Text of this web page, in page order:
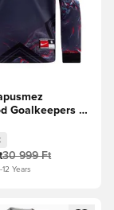
Goalkeepers -
30 999 Ft
12 Years